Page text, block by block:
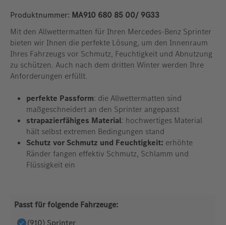
Produktnummer: MA910 680 85 00/ 9G33
Mit den Allwettermatten für Ihren Mercedes-Benz Sprinter
bieten wir Ihnen die perfekte Lösung, um den Innenraum
Ihres Fahrzeugs vor Schmutz, Feuchtigkeit und Abnutzung
zu schützen. Auch nach dem dritten Winter werden Ihre
Anforderungen erfüllt.
perfekte Passform: die Allwettermatten sind
maßgeschneidert an den Sprinter angepasst
strapazierfähiges Material: hochwertiges Material
hält selbst extremen Bedingungen stand
Schutz vor Schmutz und Feuchtigkeit: erhöhte
Ränder fangen effektiv Schmutz, Schlamm und
Flüssigkeit ein
Passt für folgende Fahrzeuge: